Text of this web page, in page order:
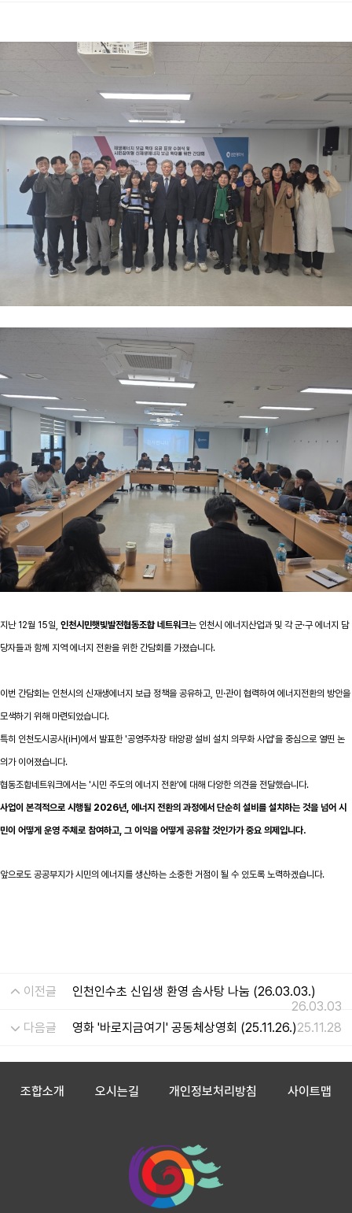
지난 12월 15일, 인천시민햇빛발전협동조합 네트워크는 인천시 에너지산업과 및 각 군·구 에너지 담
당자들과 함께 지역 에너지 전환을 위한 간담회를 가졌습니다.
이번 간담회는 인천시의 신재생에너지 보급 정책을 공유하고, 민·관이 협력하여 에너지전환의 방안을
모색하기 위해 마련되었습니다.
특히 인천도시공사(iH)에서 발표한 '공영주차장 태양광 설비 설치 의무화 사업'을 중심으로 열띤 논
의가 이어졌습니다.
협동조합네트워크에서는 '시민 주도의 에너지 전환'에 대해 다양한 의견을 전달했습니다.
사업이 본격적으로 시행될 2026년, 에너지 전환의 과정에서 단순히 설비를 설치하는 것을 넘어 시
민이 어떻게 운영 주체로 참여하고, 그 이익을 어떻게 공유할 것인가가 중요 의제입니다.
앞으로도 공공부지가 시민의 에너지를 생산하는 소중한 거점이 될 수 있도록 노력하겠습니다.
이전글
인천인수초 신입생 환영 솜사탕 나눔 (26.03.03.)
26.03.03
다음글
영화 '바로지금여기' 공동체상영회 (25.11.26.)25.11.28
조합소개 오시는길 개인정보처리방침 사이트맵